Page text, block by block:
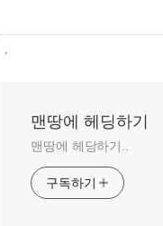
맨땅에 헤딩하기
맨땅에 헤당하기..
구독하기